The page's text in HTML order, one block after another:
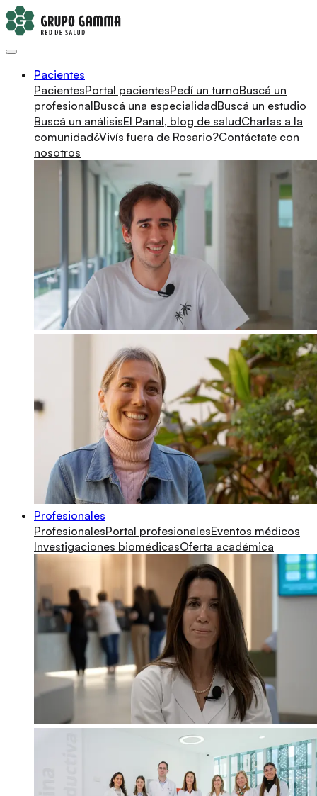
Pacientes
PacientesPortal pacientesPedí un turnoBuscá un
profesionalBuscá una especialidadBuscá un estudio
Buscá un análisisEl Panal, blog de saludCharlas a la
comunidad¿Vivís fuera de Rosario?Contáctate con
nosotros
Profesionales
ProfesionalesPortal profesionalesEventos médicos
Investigaciones biomédicasOferta académica